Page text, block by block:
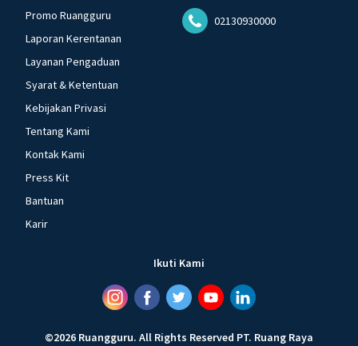
Promo Ruangguru
Laporan Kerentanan
Layanan Pengaduan
Syarat & Ketentuan
Kebijakan Privasi
Tentang Kami
Kontak Kami
Press Kit
Bantuan
Karir
02130930000
Ikuti Kami
©2026 Ruangguru. All Rights Reserved PT. Ruang Raya